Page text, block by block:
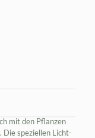
mit den Pflanzen
Die speziellen Licht-